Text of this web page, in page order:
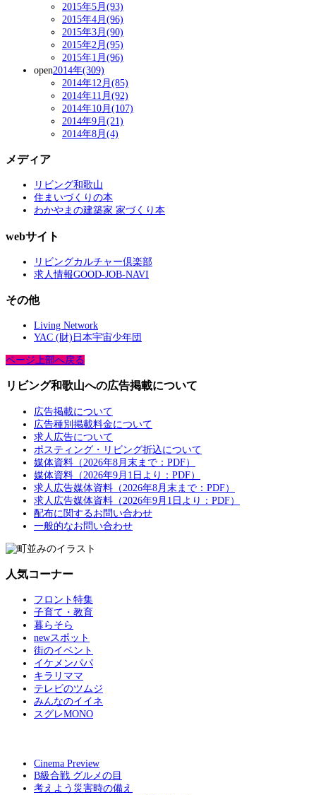
2015年5月(93)
2015年4月(96)
2015年3月(90)
2015年2月(95)
2015年1月(96)
open2014年(309)
2014年12月(85)
2014年11月(92)
2014年10月(107)
2014年9月(21)
2014年8月(4)
メディア
リビング和歌山
住まいづくりの本
わかやまの建築家 家づくり本
webサイト
リビングカルチャー倶楽部
求人情報GOOD-JOB-NAVI
その他
Living Network
YAC (財)日本宇宙少年団
ページ上部へ戻る
リビング和歌山への広告掲載について
広告掲載について
広告種別掲載料金について
求人広告について
ポスティング・リビング折込について
媒体資料（2026年8月末まで：PDF）
媒体資料（2026年9月1日より：PDF）
求人広告媒体資料（2026年8月末まで：PDF）
求人広告媒体資料（2026年9月1日より：PDF）
配布に関するお問い合わせ
一般的なお問い合わせ
人気コーナー
フロント特集
子育て・教育
暮らそら
newスポット
街のイベント
イケメンパパ
キラリママ
テレビのツムジ
みんなのイイネ
スグレMONO
Cinema Preview
B級合戦 グルメの目
考えよう災害時の備え